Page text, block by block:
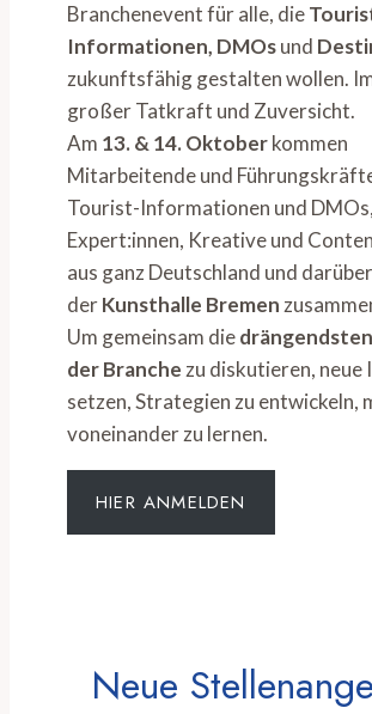
Branchenevent für alle, die
Informationen, DMOsund
zukunftsfähig gestalten wollen.
großer Tatkraft und Zuversicht.
Am 13. & 14. Oktoberkommen
Mitarbeitende und
Tourist-Informationen und DMOs,
Expert:innen, Kreative und
aus ganz Deutschland und
derKunsthalle Bremen
Um gemeinsam die
der Branche zu diskutieren, neue
setzen, Strategien zu entwickeln,
voneinander zu lernen.
HIER ANMELDEN
Neue